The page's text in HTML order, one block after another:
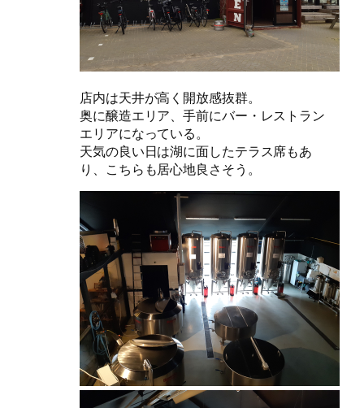
店内は天井が高く開放感抜群。
奥に醸造エリア、手前にバー・レストラン
エリアになっている。
天気の良い日は湖に面したテラス席もあ
り、こちらも居心地良さそう。